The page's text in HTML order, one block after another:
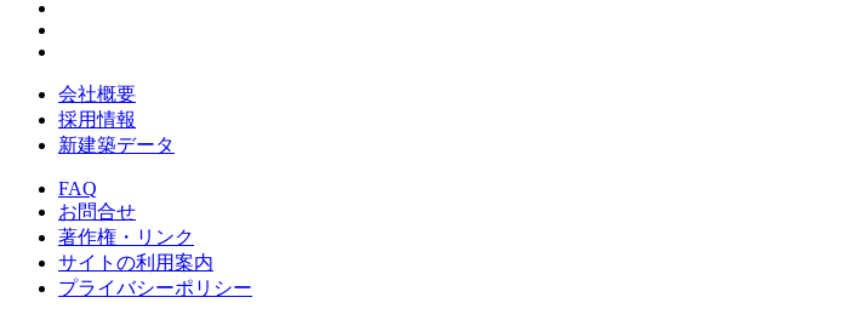
会社概要
採用情報
新建築データ
FAQ
お問合せ
著作権・リンク
サイトの利用案内
プライバシーポリシー